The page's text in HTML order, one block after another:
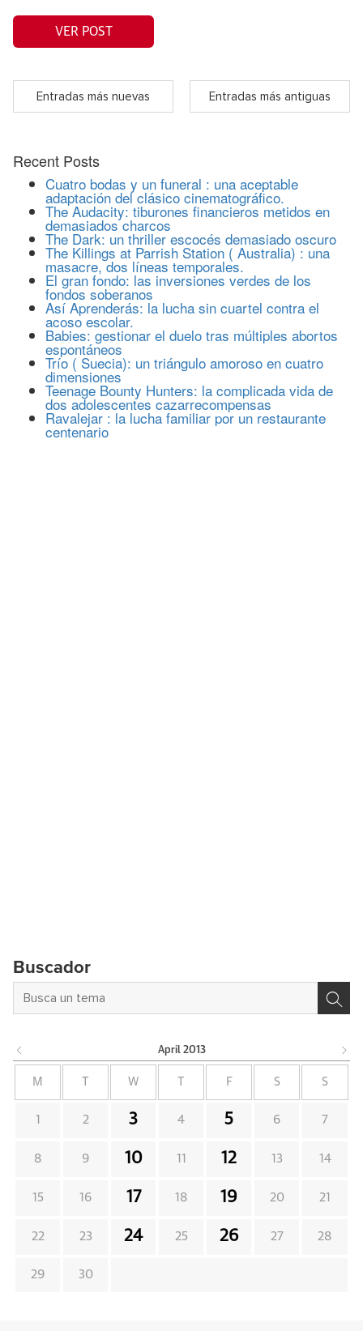
VER POST
Entradas más nuevas Entradas más antiguas
Recent Posts
Cuatro bodas y un funeral : una aceptable
adaptación del clásico cinematográfico.
The Audacity: tiburones financieros metidos en
demasiados charcos
The Dark: un thriller escocés demasiado oscuro
The Killings at Parrish Station ( Australia) : una
masacre, dos líneas temporales.
El gran fondo: las inversiones verdes de los
fondos soberanos
Así Aprenderás: la lucha sin cuartel contra el
acoso escolar.
Babies: gestionar el duelo tras múltiples abortos
espontáneos
Trío ( Suecia): un triángulo amoroso en cuatro
dimensiones
Teenage Bounty Hunters: la complicada vida de
dos adolescentes cazarrecompensas
Ravalejar : la lucha familiar por un restaurante
centenario
Buscador
April 2013
M W F S S
1 2 3 4 5 6 7
8 9 10 11 12 13 14
15 16 17 18 19 20 21
22 23 24 25 26 27 28
29 30